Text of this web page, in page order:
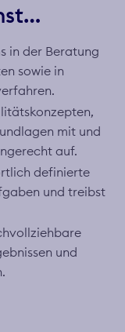
in der Beratung
sowie in
mit und
auf.
definierte
und treibst
und